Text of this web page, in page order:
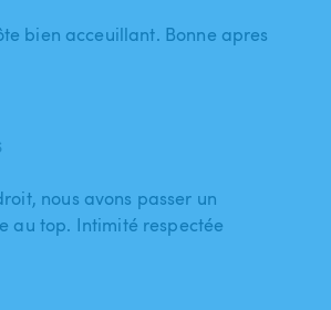
bien acceuillant. Bonne apres
nous avons passer un
au top. Intimité respectée